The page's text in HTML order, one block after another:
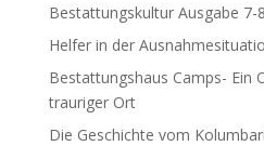
Bestattungskultur Ausgabe 7-
Helfer in der
Bestattungshaus Camps- Ein
trauriger Ort
Die Geschichte vom